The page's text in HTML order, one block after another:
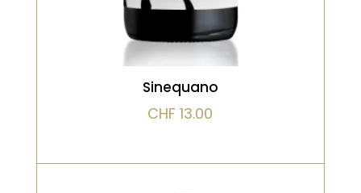
Sinequano
CHF 13.00